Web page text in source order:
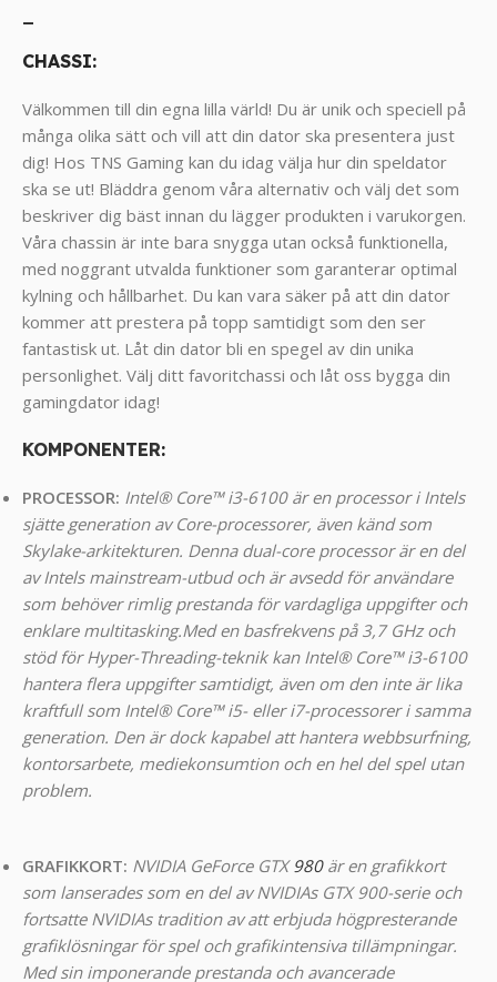
CHASSI:
Välkommen till din egna lilla värld! Du är unik och speciell på
många olika sätt och vill att din dator ska presentera just
dig! Hos TNS Gaming kan du idag välja hur din speldator
ska se ut! Bläddra genom våra alternativ och välj det som
beskriver dig bäst innan du lägger produkten i varukorgen.
Våra chassin är inte bara snygga utan också funktionella,
med noggrant utvalda funktioner som garanterar optimal
kylning och hållbarhet. Du kan vara säker på att din dator
kommer att prestera på topp samtidigt som den ser
fantastisk ut. Låt din dator bli en spegel av din unika
personlighet. Välj ditt favoritchassi och låt oss bygga din
gamingdator idag!
KOMPONENTER:
PROCESSOR: Intel® Core™ i3-6100 är en processor i Intels
sjätte generation av Core-processorer, även känd som
Skylake-arkitekturen. Denna dual-core processor är en del
av Intels mainstream-utbud och är avsedd för användare
som behöver rimlig prestanda för vardagliga uppgifter och
enklare multitasking.Med en basfrekvens på 3,7 GHz och
stöd för Hyper-Threading-teknik kan Intel® Core™ i3-6100
hantera flera uppgifter samtidigt, även om den inte är lika
kraftfull som Intel® Core™ i5- eller i7-processorer i samma
generation. Den är dock kapabel att hantera webbsurfning,
kontorsarbete, mediekonsumtion och en hel del spel utan
problem.
GRAFIKKORT: NVIDIA GeForce GTX 980är en grafikkort
som lanserades som en del av NVIDIAs GTX 900-serie och
fortsatte NVIDIAs tradition av att erbjuda högpresterande
grafiklösningar för spel och grafikintensiva tillämpningar.
Med sin imponerande prestanda och avancerade